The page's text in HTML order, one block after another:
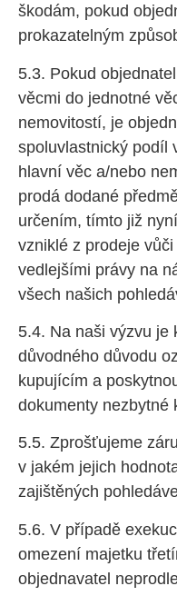
škodám, pokud
prokazatelným
5.3. Pokud
věcmi do jednotné
nemovitostí, je
spoluvlastnický podíl
hlavní věc a/nebo
prodá dodané
určením, tímto již
vzniklé z prodeje
vedlejšími právy na
všech našich
5.4. Na naši výzvu je
důvodného důvodu
kupujícím a
dokumenty nezbytné
5.5. Zprošťujeme
v jakém jejich
zajištěných
5.6. V případě
omezení majetku
objednavatel